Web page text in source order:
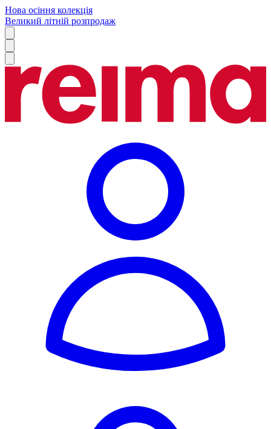
Нова осіння колекція
Великий літній розпродаж